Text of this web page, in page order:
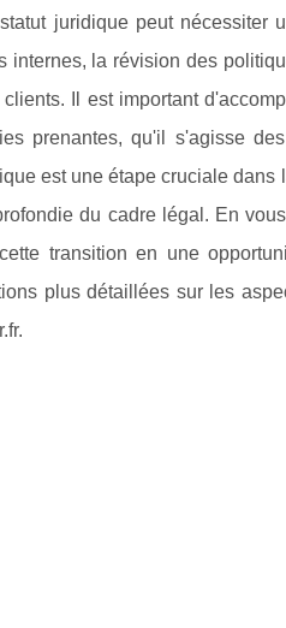
juridique peut
internes, la révision des
Il est important
prenantes, qu'il s'agisse
est une étape cruciale
du cadre légal. En
transition en une
plus détaillées sur les